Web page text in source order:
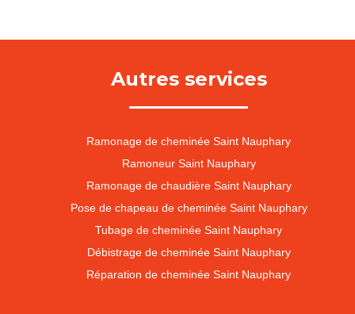
Autres services
Ramonage de cheminée Saint Nauphary
Ramoneur Saint Nauphary
Ramonage de chaudière Saint Nauphary
Pose de chapeau de cheminée Saint Nauphary
Tubage de cheminée Saint Nauphary
Débistrage de cheminée Saint Nauphary
Réparation de cheminée Saint Nauphary